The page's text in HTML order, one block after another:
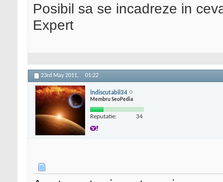
Posibil sa se incadreze in
Expert
23rd May 2011, 01:22
indiscutabil34
Membru SeoPedia
Reputatie: 34